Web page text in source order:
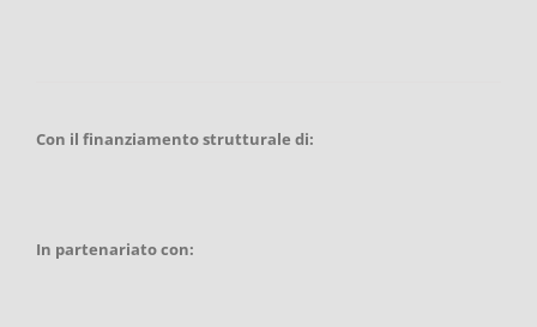
Con il finanziamento strutturale di:
In partenariato con: